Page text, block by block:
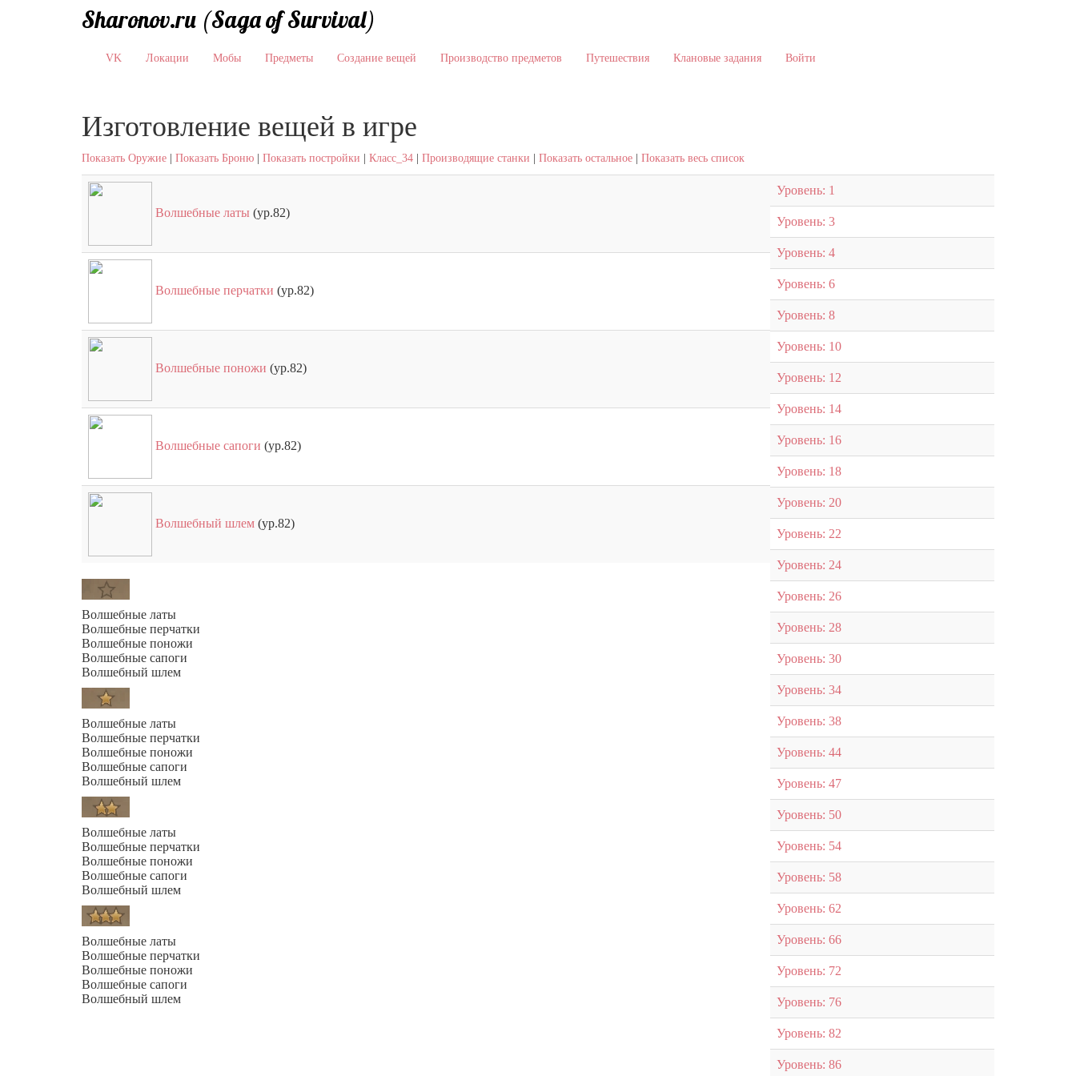
Sharonov.ru (Saga of Survival)
VK Локации Мобы Предметы Создание вещей Производство предметов Путешествия Клановые задания Войти
Изготовление вещей в игре
Показать Оружие Показать Броню Показать постройки Класс_34 Производящие станки Показать остальное Показать весь список
Волшебные латы (ур.82)
Волшебные перчатки (ур.82)
Волшебные поножи (ур.82)
Волшебные сапоги (ур.82)
Волшебный шлем (ур.82)
Волшебные латы
Волшебные перчатки
Волшебные поножи
Волшебные сапоги
Волшебный шлем
Волшебные латы
Волшебные перчатки
Волшебные поножи
Волшебные сапоги
Волшебный шлем
Волшебные латы
Волшебные перчатки
Волшебные поножи
Волшебные сапоги
Волшебный шлем
Волшебные латы
Волшебные перчатки
Волшебные поножи
Волшебные сапоги
Волшебный шлем
Уровень: 1
Уровень: 3
Уровень: 4
Уровень: 6
Уровень: 8
Уровень: 10
Уровень: 12
Уровень: 14
Уровень: 16
Уровень: 18
Уровень: 20
Уровень: 22
Уровень: 24
Уровень: 26
Уровень: 28
Уровень: 30
Уровень: 34
Уровень: 38
Уровень: 44
Уровень: 47
Уровень: 50
Уровень: 54
Уровень: 58
Уровень: 62
Уровень: 66
Уровень: 72
Уровень: 76
Уровень: 82
Уровень: 86